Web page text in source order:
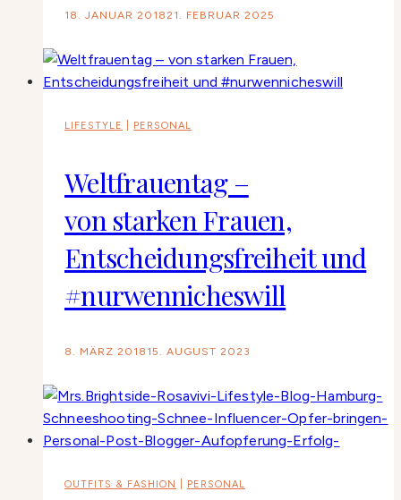
18. JANUAR 2018 21. FEBRUAR 2025
LIFESTYLE PERSONAL
Weltfrauentag –
von starken Frauen,
Entscheidungsfreiheit und
#nurwennicheswill
8. MÄRZ 2018 15. AUGUST 2023
OUTFITS & FASHION PERSONAL